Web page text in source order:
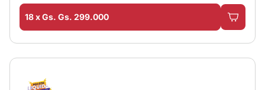
18 x Gs. Gs. 299.000